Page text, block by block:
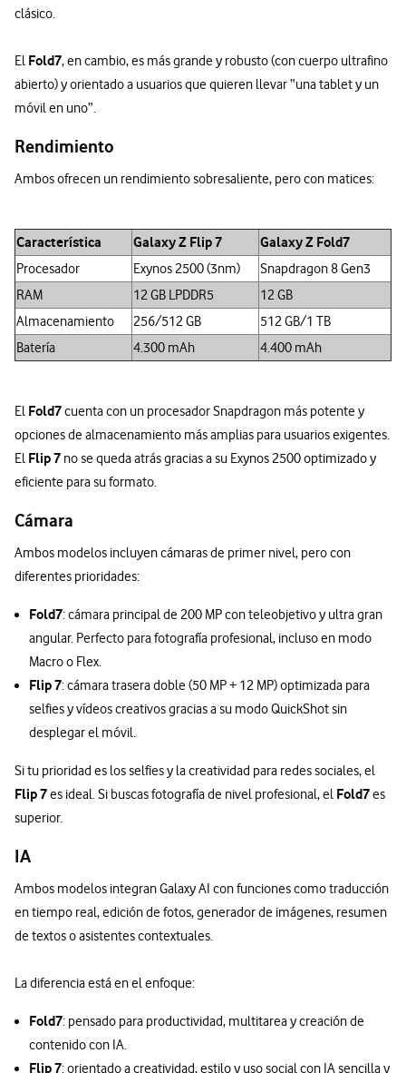
clásico.
El Fold7, en cambio, es más grande y robusto (con cuerpo ultrafino
abierto) y orientado a usuarios que quieren llevar “una tablet y un
móvil en uno”.
Rendimiento
Ambos ofrecen un rendimiento sobresaliente, pero con matices:
Característica Galaxy Z Flip 7 Galaxy Z Fold7
Procesador Exynos 2500 (3nm)
Snapdragon 8 Gen3
RAM
12 GB LPDDR5
12 GB
Almacenamiento
256/512 GB
512 GB/1 TB
Batería
4.300 mAh 4.400 mAh
El Fold7cuenta con un procesador Snapdragon más potente y
opciones de almacenamiento más amplias para usuarios exigentes.
El Flip 7 no se queda atrás gracias a su Exynos 2500 optimizado y
eficiente para su formato.
Cámara
Ambos modelos incluyen cámaras de primer nivel, pero con
diferentes prioridades:
Fold7: cámara principal de 200 MP con teleobjetivo y ultra gran
angular. Perfecto para fotografía profesional, incluso en modo
Macro o Flex.
Flip 7: cámara trasera doble (50 MP + 12 MP) optimizada para
selfies y vídeos creativos gracias a su modo QuickShot sin
desplegar el móvil.
Si tu prioridad es los selfies y la creatividad para redes sociales, el
Flip 7es ideal. Si buscas fotografía de nivel profesional, el Fold7es
superior.
IA
Ambos modelos integran Galaxy AI con funciones como traducción
en tiempo real, edición de fotos, generador de imágenes, resumen
de textos o asistentes contextuales.
La diferencia está en el enfoque:
Fold7: pensado para productividad, multitarea y creación de
contenido con IA.
Flip 7: orientado a creatividad, estilo y uso social con IA sencilla y